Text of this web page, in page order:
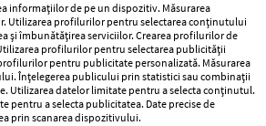
informațiilor de pe un dispozitiv. Măsurarea
Utilizarea profilurilor pentru selectarea conținutului
și îmbunătățirea serviciilor. Crearea profilurilor de
profilurilor pentru selectarea publicității
pentru publicitate personalizată. Măsurarea
Înțelegerea publicului prin statistici sau combinații
Utilizarea datelor limitate pentru a selecta conținutul.
pentru a selecta publicitatea. Date precise de
prin scanarea dispozitivului.